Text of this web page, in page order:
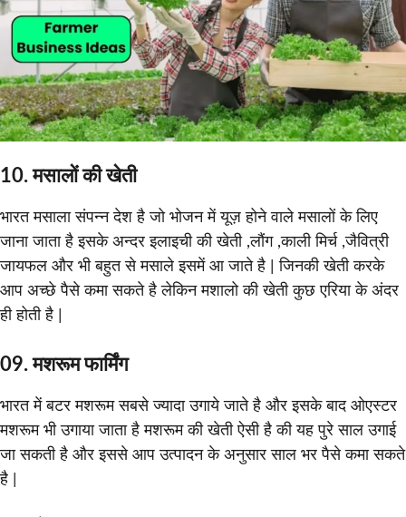
10. मसालों की खेती
भारत मसाला संपन्न देश है जो भोजन में यूज़ होने वाले मसालों के लिए
जाना जाता है इसके अन्दर इलाइची की खेती ,लौंग ,काली मिर्च ,जैवित्री
जायफल और भी बहुत से मसाले इसमें आ जाते है | जिनकी खेती करके
आप अच्छे पैसे कमा सकते है लेकिन मशालो की खेती कुछ एरिया के अंदर
ही होती है |
09. मशरूम फार्मिंग
भारत में बटर मशरूम सबसे ज्यादा उगाये जाते है और इसके बाद ओएस्टर
मशरूम भी उगाया जाता है मशरूम की खेती ऐसी है की यह पुरे साल उगाई
जा सकती है और इससे आप उत्पादन के अनुसार साल भर पैसे कमा सकते
है |